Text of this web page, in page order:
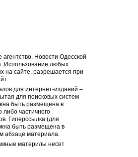
Новости Одесской
Использование любых
на сайте, разрешается при
для интернет-изданий –
для поисковых систем
быть размещена в
либо частичного
Гиперссылка (для
быть размещена в
абзаце материала.
материлы несет